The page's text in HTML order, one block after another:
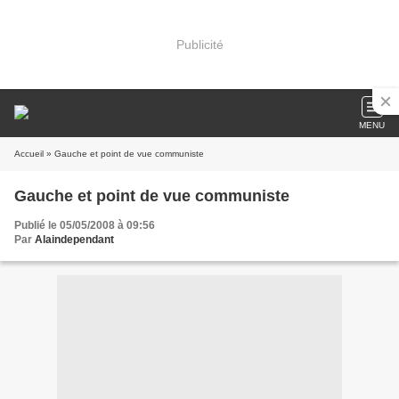
Publicité
MENU
Accueil » Gauche et point de vue communiste
Gauche et point de vue communiste
Publié le 05/05/2008 à 09:56
Par Alaindependant